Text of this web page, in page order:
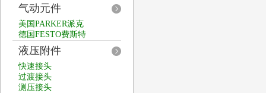
气动元件
美国PARKER派克
德国FESTO费斯特
液压附件
快速接头
过渡接头
测压接头